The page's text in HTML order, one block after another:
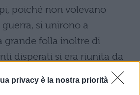
privacy è la nostra priorità
poiché non volevano
si unirono a
grande folla inoltre di
disperati si era riunita da
bottino e il desiderio di